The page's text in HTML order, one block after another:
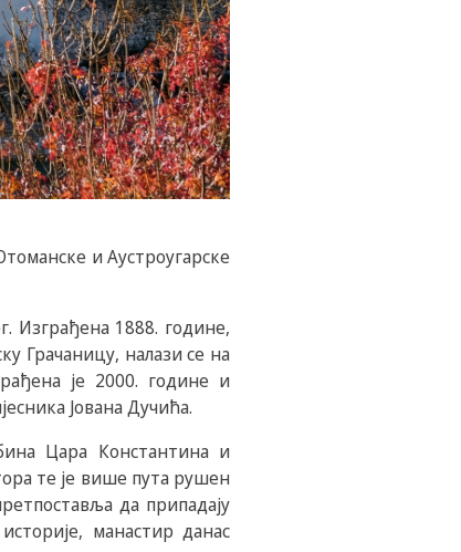
и Аустроугарске
Изграђена 1888. године,
Грачаницу, налази се на
је 2000. године и
Јована Дучића.
Цара Константина и
те је више пута рушен
да припадају
манастир данас